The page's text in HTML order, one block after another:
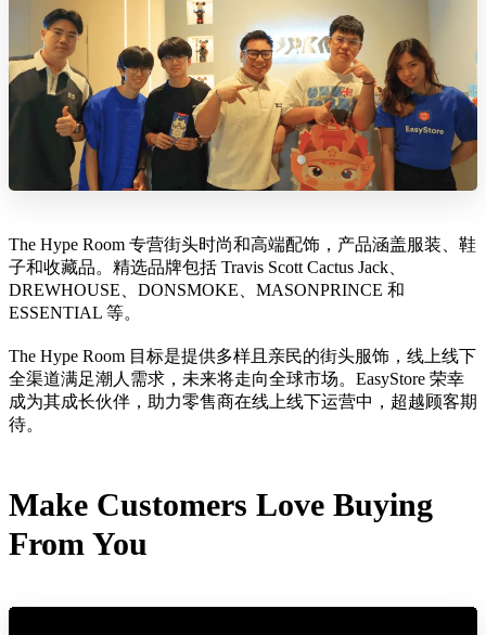
The Hype Room 专营街头时尚和高端配饰，产品涵盖服装、鞋
子和收藏品。精选品牌包括 Travis Scott Cactus Jack、
DREWHOUSE、DONSMOKE、MASONPRINCE 和
ESSENTIAL 等。
The Hype Room 目标是提供多样且亲民的街头服饰，线上线下
全渠道满足潮人需求，未来将走向全球市场。EasyStore 荣幸
成为其成长伙伴，助力零售商在线上线下运营中，超越顾客期
待。
Make Customers Love Buying
From You